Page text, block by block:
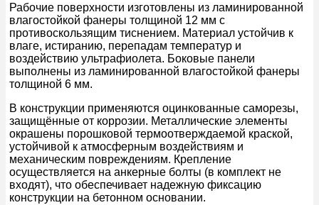
Рабочие поверхности изготовлены из ламинированной
влагостойкой фанеры толщиной 12 мм с
противоскользящим тиснением. Материал устойчив к
влаге, истиранию, перепадам температур и
воздействию ультрафиолета. Боковые панели
выполнены из ламинированной влагостойкой фанеры
толщиной 6 мм.
В конструкции применяются оцинкованные саморезы,
защищённые от коррозии. Металлические элементы
окрашены порошковой термоотверждаемой краской,
устойчивой к атмосферным воздействиям и
механическим повреждениям. Крепление
осуществляется на анкерные болты (в комплект не
входят), что обеспечивает надежную фиксацию
конструкции на бетонном основании.